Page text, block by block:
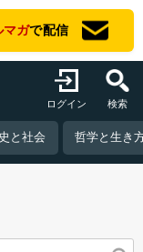
マガで配信
ログイン 検索
と社会 哲学と生き